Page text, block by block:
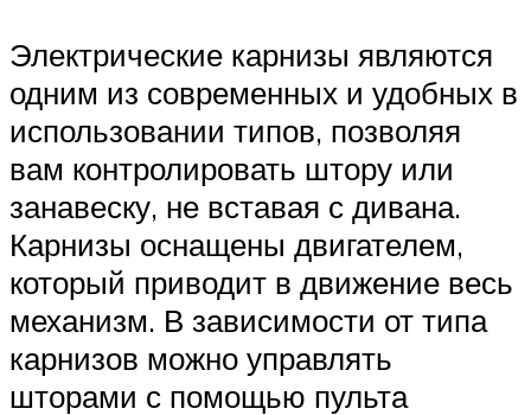
Электрические карнизы являются
одним из современных и удобных в
использовании типов, позволяя
вам контролировать штору или
занавеску, не вставая с дивана.
Карнизы оснащены двигателем,
который приводит в движение весь
механизм. В зависимости от типа
карнизов можно управлять
шторами с помощью пульта